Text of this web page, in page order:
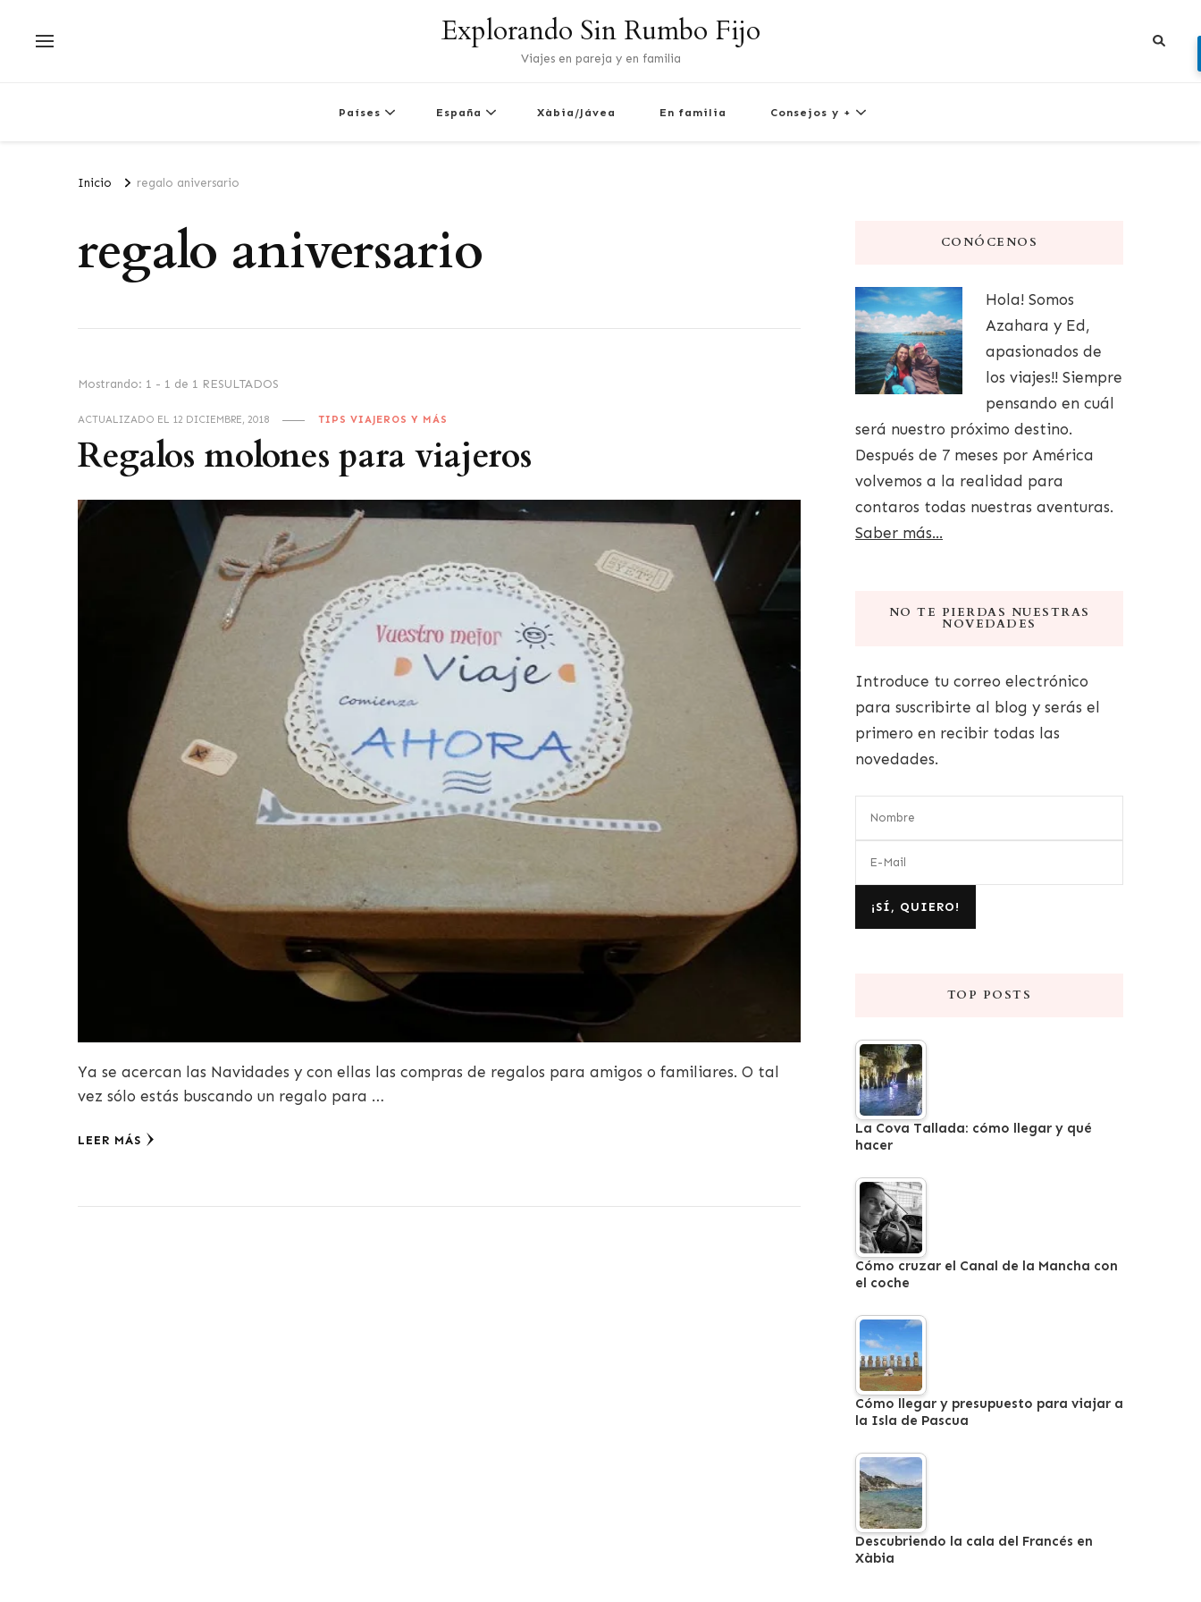
Explorando Sin Rumbo Fijo
Viajes en pareja y en familia
Países España Xàbia/Jávea En familia Consejos y +
Inicio regalo aniversario
regalo aniversario
Mostrando: 1 - 1 de 1 RESULTADOS
ACTUALIZADO EL 12 DICIEMBRE, 2018 TIPS VIAJEROS Y MÁS
Regalos molones para viajeros
Ya se acercan las Navidades y con ellas las compras de regalos para amigos o familiares. O tal
vez sólo estás buscando un regalo para …
LEER MÁS
CONÓCENOS
Hola! Somos
Azahara y Ed,
apasionados de
los viajes!! Siempre
pensando en cuál
será nuestro próximo destino.
Después de 7 meses por América
volvemos a la realidad para
contaros todas nuestras aventuras.
Saber más...
NO TE PIERDAS NUESTRAS
NOVEDADES
Introduce tu correo electrónico
para suscribirte al blog y serás el
primero en recibir todas las
novedades.
TOP POSTS
La Cova Tallada: cómo llegar y qué
hacer
Cómo cruzar el Canal de la Mancha con
el coche
Cómo llegar y presupuesto para viajar a
la Isla de Pascua
Descubriendo la cala del Francés en
Xàbia